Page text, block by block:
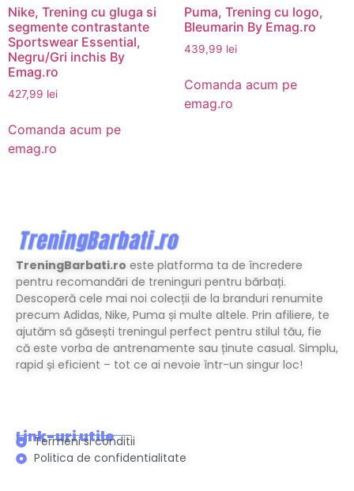
Nike, Trening cu gluga si
segmente contrastante
Sportswear Essential,
Negru/Gri inchis By
Emag.ro
427,99 lei
Comanda acum pe
emag.ro
Puma, Trening cu logo,
Bleumarin By Emag.ro
439,99 lei
Comanda acum pe
emag.ro
TreningBarbati.ro este platforma ta de încredere
pentru recomandări de treninguri pentru bărbați.
Descoperă cele mai noi colecții de la branduri renumite
precum Adidas, Nike, Puma și multe altele. Prin afiliere, te
ajutăm să găsești treningul perfect pentru stilul tău, fie
că este vorba de antrenamente sau ținute casual. Simplu,
rapid și eficient – tot ce ai nevoie într-un singur loc!
Link-uri utile
Termeni si conditii
Politica de confidentialitate